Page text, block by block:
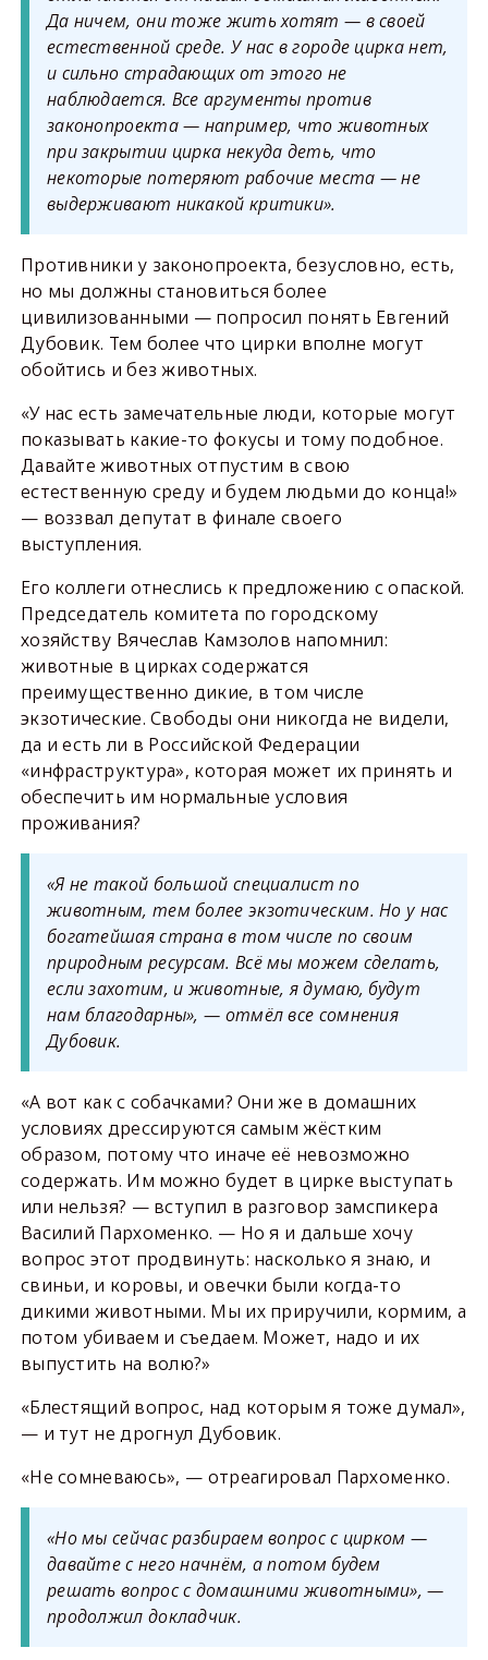
Да ничем, они тоже жить хотят — в своей
естественной среде. У нас в городе цирка нет,
и сильно страдающих от этого не
наблюдается. Все аргументы против
законопроекта — например, что животных
при закрытии цирка некуда деть, что
некоторые потеряют рабочие места — не
выдерживают никакой критики».
Противники у законопроекта, безусловно, есть,
но мы должны становиться более
цивилизованными — попросил понять Евгений
Дубовик. Тем более что цирки вполне могут
обойтись и без животных.
«У нас есть замечательные люди, которые могут
показывать какие-то фокусы и тому подобное.
Давайте животных отпустим в свою
естественную среду и будем людьми до конца!»
— воззвал депутат в финале своего
выступления.
Его коллеги отнеслись к предложению с опаской.
Председатель комитета по городскому
хозяйству Вячеслав Камзолов напомнил:
животные в цирках содержатся
преимущественно дикие, в том числе
экзотические. Свободы они никогда не видели,
да и есть ли в Российской Федерации
«инфраструктура», которая может их принять и
обеспечить им нормальные условия
проживания?
«Я не такой большой специалист по
животным, тем более экзотическим. Но у нас
богатейшая страна в том числе по своим
природным ресурсам. Всё мы можем сделать,
если захотим, и животные, я думаю, будут
нам благодарны», — отмёл все сомнения
Дубовик.
«А вот как с собачками? Они же в домашних
условиях дрессируются самым жёстким
образом, потому что иначе её невозможно
содержать. Им можно будет в цирке выступать
или нельзя? — вступил в разговор замспикера
Василий Пархоменко. — Но я и дальше хочу
вопрос этот продвинуть: насколько я знаю, и
свиньи, и коровы, и овечки были когда-то
дикими животными. Мы их приручили, кормим, а
потом убиваем и съедаем. Может, надо и их
выпустить на волю?»
«Блестящий вопрос, над которым я тоже думал»,
— и тут не дрогнул Дубовик.
«Не сомневаюсь», — отреагировал Пархоменко.
«Но мы сейчас разбираем вопрос с цирком —
давайте с него начнём, а потом будем
решать вопрос с домашними животными», —
продолжил докладчик.